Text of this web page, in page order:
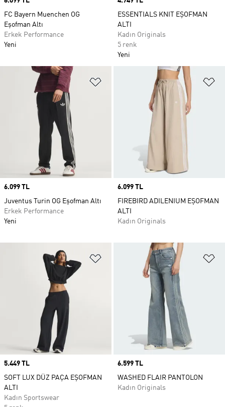
FC Bayern Muenchen OG
Eşofman Altı
Erkek Performance
Yeni
ESSENTIALS KNIT EŞOFMAN
ALTI
Kadın Originals
5 renk
Yeni
Favori Listesine Ekle
Price
6.099 TL
Juventus Turin OG Eşofman Altı
Erkek Performance
Yeni
Price
6.099 TL
FIREBIRD ADILENIUM EŞOFMAN
ALTI
Kadın Originals
Favori Listesine Ekle
Price
5.449 TL
SOFT LUX DÜZ PAÇA EŞOFMAN
ALTI
Kadın Sportswear
Price
6.599 TL
WASHED FLAIR PANTOLON
Kadın Originals